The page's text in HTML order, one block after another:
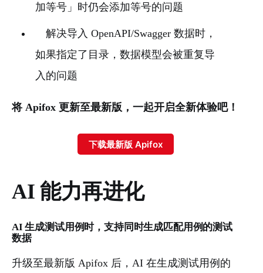
加等号」时仍会添加等号的问题
解决导入 OpenAPI/Swagger 数据时，
如果指定了目录，数据模型会被重复导
入的问题
将 Apifox 更新至最新版，一起开启全新体验吧！
下载最新版 Apifox
AI 能力再进化
AI 生成测试用例时，支持同时生成匹配用例的测试
数据
升级至最新版 Apifox 后，AI 在生成测试用例的